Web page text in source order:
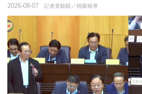
記者黃駿騏／桃園報導
2026-08-07